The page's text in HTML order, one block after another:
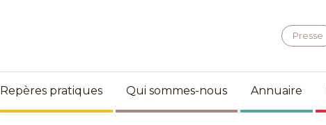
Presse
Repères pratiques Qui sommes-nous Annuaire